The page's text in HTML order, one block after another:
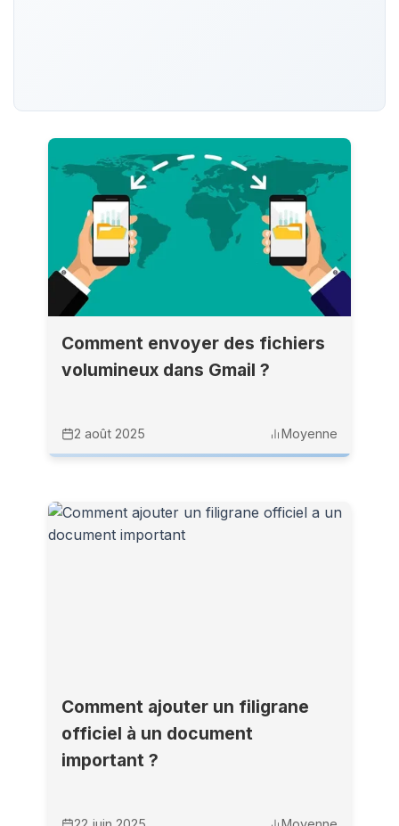
Comment envoyer des fichiers
volumineux dans Gmail ?
2 août 2025 Moyenne
Comment ajouter un filigrane
officiel à un document
important ?